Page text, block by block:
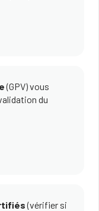
(GPV) vous
du
(vérifier si